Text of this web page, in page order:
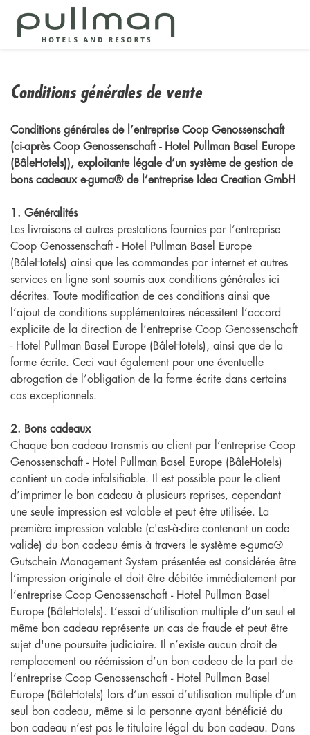
Conditions générales de vente
Conditions générales de l’entreprise Coop Genossenschaft
(ci-après Coop Genossenschaft - Hotel Pullman Basel Europe
(BâleHotels)), exploitante légale d’un système de gestion de
bons cadeaux e-guma® de l’entreprise Idea Creation GmbH
1. Généralités
Les livraisons et autres prestations fournies par l’entreprise
Coop Genossenschaft - Hotel Pullman Basel Europe
(BâleHotels) ainsi que les commandes par internet et autres
services en ligne sont soumis aux conditions générales ici
décrites. Toute modification de ces conditions ainsi que
l’ajout de conditions supplémentaires nécessitent l’accord
explicite de la direction de l’entreprise Coop Genossenschaft
- Hotel Pullman Basel Europe (BâleHotels), ainsi que de la
forme écrite. Ceci vaut également pour une éventuelle
abrogation de l’obligation de la forme écrite dans certains
cas exceptionnels.
2. Bons cadeaux
Chaque bon cadeau transmis au client par l’entreprise Coop
Genossenschaft - Hotel Pullman Basel Europe (BâleHotels)
contient un code infalsifiable. Il est possible pour le client
d’imprimer le bon cadeau à plusieurs reprises, cependant
une seule impression est valable et peut être utilisée. La
première impression valable (c'est-à-dire contenant un code
valide) du bon cadeau émis à travers le système e-guma®
Gutschein Management System présentée est considérée être
l’impression originale et doit être débitée immédiatement par
l’entreprise Coop Genossenschaft - Hotel Pullman Basel
Europe (BâleHotels). L’essai d’utilisation multiple d’un seul et
même bon cadeau représente un cas de fraude et peut être
sujet d'une poursuite judiciaire. Il n’existe aucun droit de
remplacement ou réémission d’un bon cadeau de la part de
l’entreprise Coop Genossenschaft - Hotel Pullman Basel
Europe (BâleHotels) lors d’un essai d’utilisation multiple d’un
seul bon cadeau, même si la personne ayant bénéficié du
bon cadeau n’est pas le titulaire légal du bon cadeau. Dans